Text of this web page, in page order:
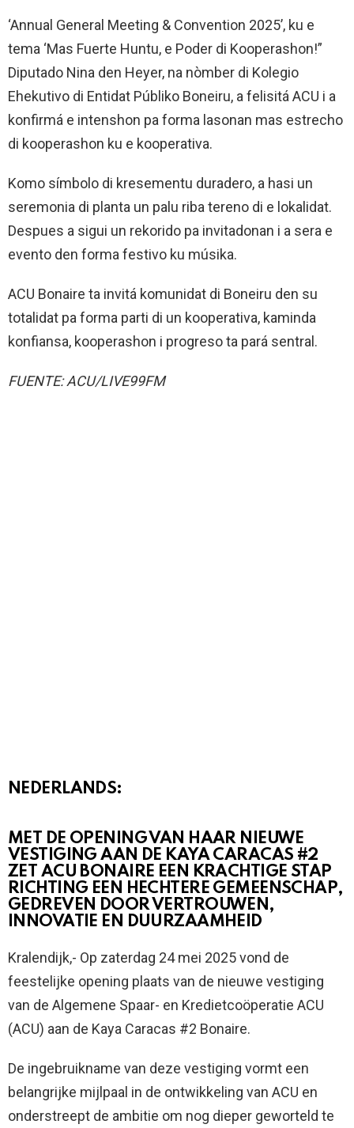
‘Annual General Meeting & Convention 2025’, ku e
tema ‘Mas Fuerte Huntu, e Poder di Kooperashon!”
Diputado Nina den Heyer, na nòmber di Kolegio
Ehekutivo di Entidat Públiko Boneiru, a felisitá ACU i a
konfirmá e intenshon pa forma lasonan mas estrecho
di kooperashon ku e kooperativa.
Komo símbolo di kresementu duradero, a hasi un
seremonia di planta un palu riba tereno di e lokalidat.
Despues a sigui un rekorido pa invitadonan i a sera e
evento den forma festivo ku músika.
ACU Bonaire ta invitá komunidat di Boneiru den su
totalidat pa forma parti di un kooperativa, kaminda
konfiansa, kooperashon i progreso ta pará sentral.
FUENTE: ACU/LIVE99FM
NEDERLANDS:
MET DE OPENING VAN HAAR NIEUWE
VESTIGING AAN DE KAYA CARACAS #2
ZET ACU BONAIRE EEN KRACHTIGE STAP
RICHTING EEN HECHTERE GEMEENSCHAP,
GEDREVEN DOOR VERTROUWEN,
INNOVATIE EN DUURZAAMHEID
Kralendijk,- Op zaterdag 24 mei 2025 vond de
feestelijke opening plaats van de nieuwe vestiging
van de Algemene Spaar- en Kredietcoöperatie ACU
(ACU) aan de Kaya Caracas #2 Bonaire.
De ingebruikname van deze vestiging vormt een
belangrijke mijlpaal in de ontwikkeling van ACU en
onderstreept de ambitie om nog dieper geworteld te